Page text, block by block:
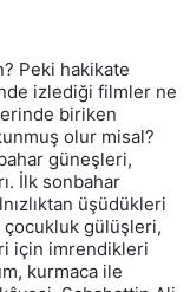
Peki hakikate
izlediği filmler ne
biriken
olur misal?
güneşleri,
İlk sonbahar
üşüdükleri
çocukluk gülüşleri,
için imrendikleri
kurmaca ile